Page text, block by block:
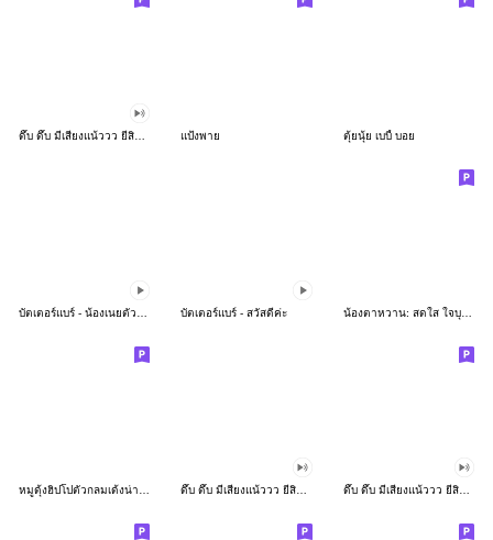
แป้งพาย ตุ้ยนุ้ย เบบี้ บอย
บัตเตอร์แบร์ - สวัสดีค่ะ น้องตาหวาน: สดใส ใจบุญ (สีพาสเทล)
หมูดุ้งฮิปโปตัวกลมเด้งน่ารัก ดึ๊บ ดึ๊บ มีเสียงแน้ววว ยี่สิบเจ็ด ดึ๊บ ดึ๊บ มีเสียงแน้ววว ยี่สิบหก